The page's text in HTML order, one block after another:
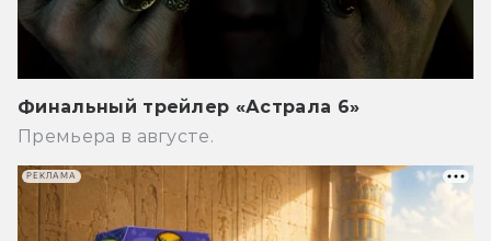
Финальный трейлер «Астрала 6»
Премьера в августе.
РЕКЛАМА